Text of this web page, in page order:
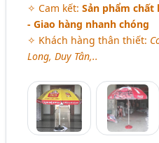
✧ Cam kết:Sản phẩm
- Giao hàng nhanh chóng
✧ Khách hàng thân thiết:
Long, Duy Tân,..